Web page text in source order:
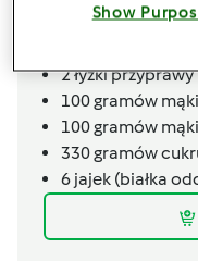
BISZKOPT:
2łyżkiprzyprawy
100gramów
100gramów
330gramów
6 jajek (białka
Show